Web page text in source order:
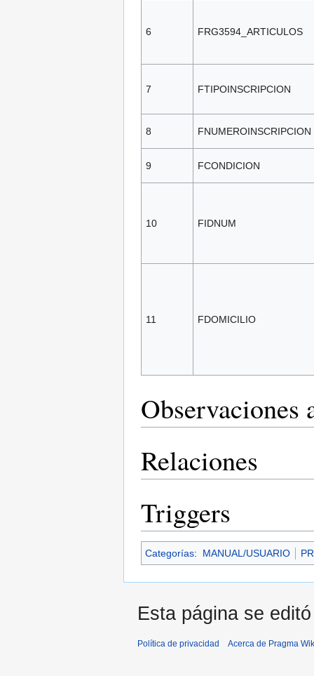
6 FRG3594_ARTICULOS
7 FTIPOINSCRIPCION
8 FNUMEROINSCRIPCION
9 FCONDICION
10 FIDNUM
11 FDOMICILIO
Observaciones
Relaciones
Triggers
Categorías: MANUAL/USUARIO
Esta página se
Política de privacidad Acerca de Pragma